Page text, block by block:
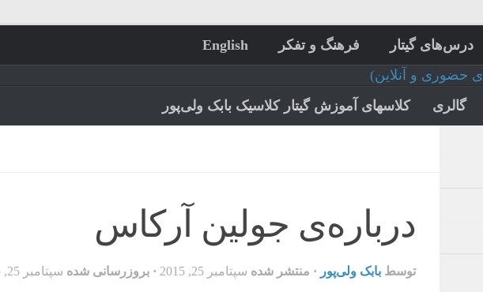
درس‌های گیتار فرهنگ و تفکر English
گالری کلاسهای آموزش گیتار کلاسیک بابک ولی‌پور
درباره‌ی جولین آرکاس
توسط بابک ولی‌پور · منتشر شده سپتامبر 25, 2015 · بروزرسانی شده سپتامبر 25, 2015